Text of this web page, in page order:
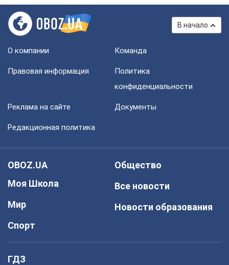
В начало
О компании Команда
Правовая информация
Политика
конфиденциальности
Реклама на сайте Документы
Редакционная политика
OBOZ.UA
Моя Школа
Мир
Спорт
Общество
Все новости
Новости образования
ГДЗ